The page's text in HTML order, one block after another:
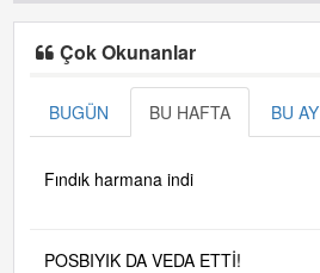
Çok Okunanlar
BUGÜN BU HAFTA BU AY
Fındık harmana indi
POSBIYIK DA VEDA ETTİ!